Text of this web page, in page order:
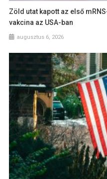
Zöld utat kapott az első
vakcina az USA-ban
augusztus 6, 2026